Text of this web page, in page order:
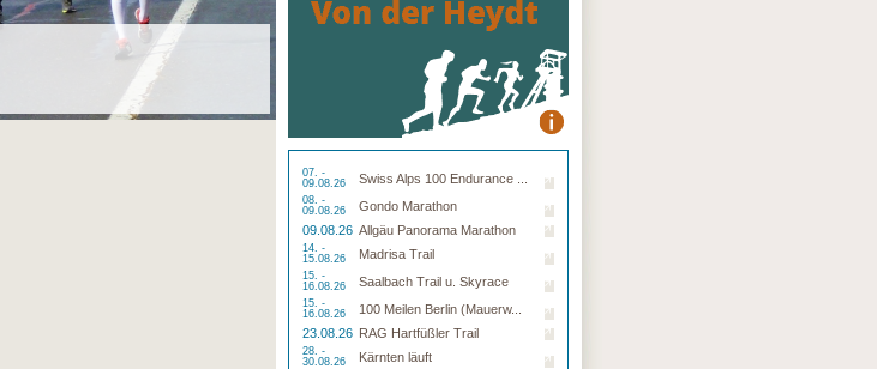
07. -
09.08.26
Swiss Alps 100 Endurance ...
08. -
09.08.26
Gondo Marathon
09.08.26 Allgäu Panorama Marathon
14. -
15.08.26
Madrisa Trail
15. -
16.08.26
Saalbach Trail u. Skyrace
15. -
16.08.26
100 Meilen Berlin (Mauerw...
23.08.26 RAG Hartfüßler Trail
28. -
30.08.26
Kärnten läuft